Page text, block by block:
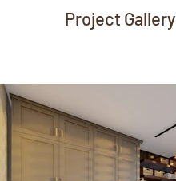
Project Gallery